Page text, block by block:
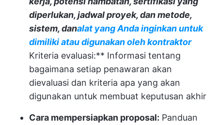
diperlukan, jadwal proyek, dan metode,
sistem, danalat yang Anda inginkan untuk
dimiliki atau digunakan oleh kontraktor
Kriteria evaluasi:** Informasi tentang
bagaimana setiap penawaran akan
dievaluasi dan kriteria apa yang akan
digunakan untuk membuat keputusan akhir
Cara mempersiapkan proposal: Panduan